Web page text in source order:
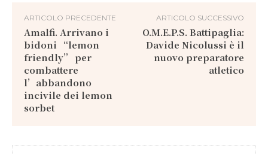
ARTICOLO PRECEDENTE
Amalfi. Arrivano i
bidoni “lemon
friendly” per
combattere
l’abbandono
incivile dei lemon
sorbet
ARTICOLO SUCCESSIVO
O.M.E.P.S. Battipaglia:
Davide Nicolussi è il
nuovo preparatore
atletico